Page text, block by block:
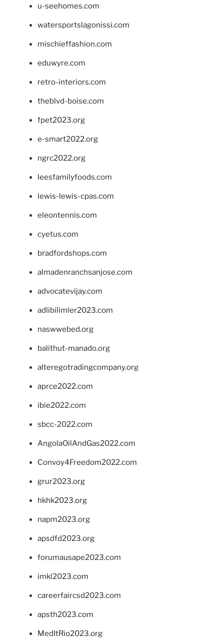
u-seehomes.com
watersportslagonissi.com
mischieffashion.com
eduwyre.com
retro-interiors.com
theblvd-boise.com
fpet2023.org
e-smart2022.org
ngrc2022.org
leesfamilyfoods.com
lewis-lewis-cpas.com
eleontennis.com
cyetus.com
bradfordshops.com
almadenranchsanjose.com
advocatevijay.com
adlibilimler2023.com
naswwebed.org
balithut-manado.org
alteregotradingcompany.org
aprce2022.com
ibie2022.com
sbcc-2022.com
AngolaOilAndGas2022.com
Convoy4Freedom2022.com
grur2023.org
hkhk2023.org
napm2023.org
apsdfd2023.org
forumausape2023.com
imkl2023.com
careerfaircsd2023.com
apsth2023.com
MedItRio2023.org